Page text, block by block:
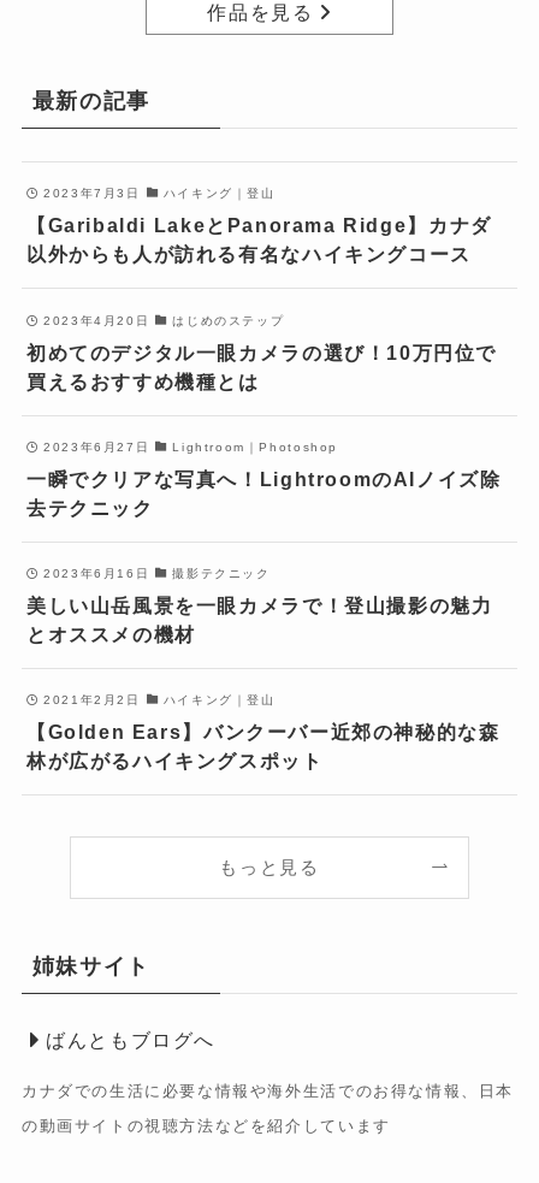
作品を見る
最新の記事
2023年7月3日 ハイキング｜登山
【Garibaldi LakeとPanorama Ridge】カナダ
以外からも人が訪れる有名なハイキングコース
2023年4月20日 はじめのステップ
初めてのデジタル一眼カメラの選び！10万円位で
買えるおすすめ機種とは
2023年6月27日 Lightroom｜Photoshop
一瞬でクリアな写真へ！LightroomのAIノイズ除
去テクニック
2023年6月16日 撮影テクニック
美しい山岳風景を一眼カメラで！登山撮影の魅力
とオススメの機材
2021年2月2日 ハイキング｜登山
【Golden Ears】バンクーバー近郊の神秘的な森
林が広がるハイキングスポット
もっと見る
姉妹サイト
ばんともブログへ
カナダでの生活に必要な情報や海外生活でのお得な情報、日本
の動画サイトの視聴方法などを紹介しています